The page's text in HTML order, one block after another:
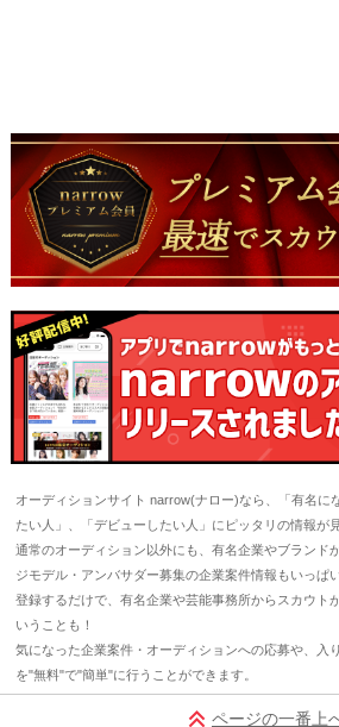
オーディションサイト narrow(ナロー)なら、「有名に
たい人」、「デビューしたい人」にピッタリの情報が
通常のオーディション以外にも、有名企業やブランド
ジモデル・アンバサダー募集の企業案件情報もいっぱい
登録するだけで、有名企業や芸能事務所からスカウト
いうことも！
気になった企業案件・オーディションへの応募や、入
を"無料"で"簡単"に行うことができます。
ページの一番上